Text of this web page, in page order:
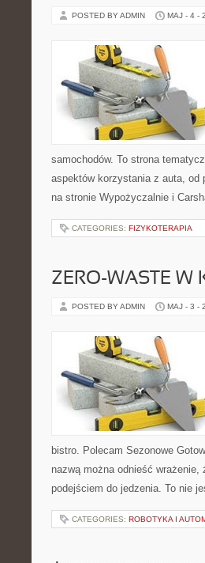
POSTED BY ADMIN MAJ - 4 -
samochodów. To strona
aspektów korzystania z auta, od
na stronie Wypożyczalnie i
CATEGORIES: FIZYKOTERAPIA
ZERO-WASTE W
POSTED BY ADMIN MAJ - 3 -
bistro. Polecam Sezonowe
nazwą można odnieść
podejściem do jedzenia. To nie
CATEGORIES: ROBOTYKA I